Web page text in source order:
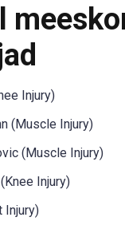
Injury)
(Muscle Injury)
(Muscle Injury)
Injury)
Injury)